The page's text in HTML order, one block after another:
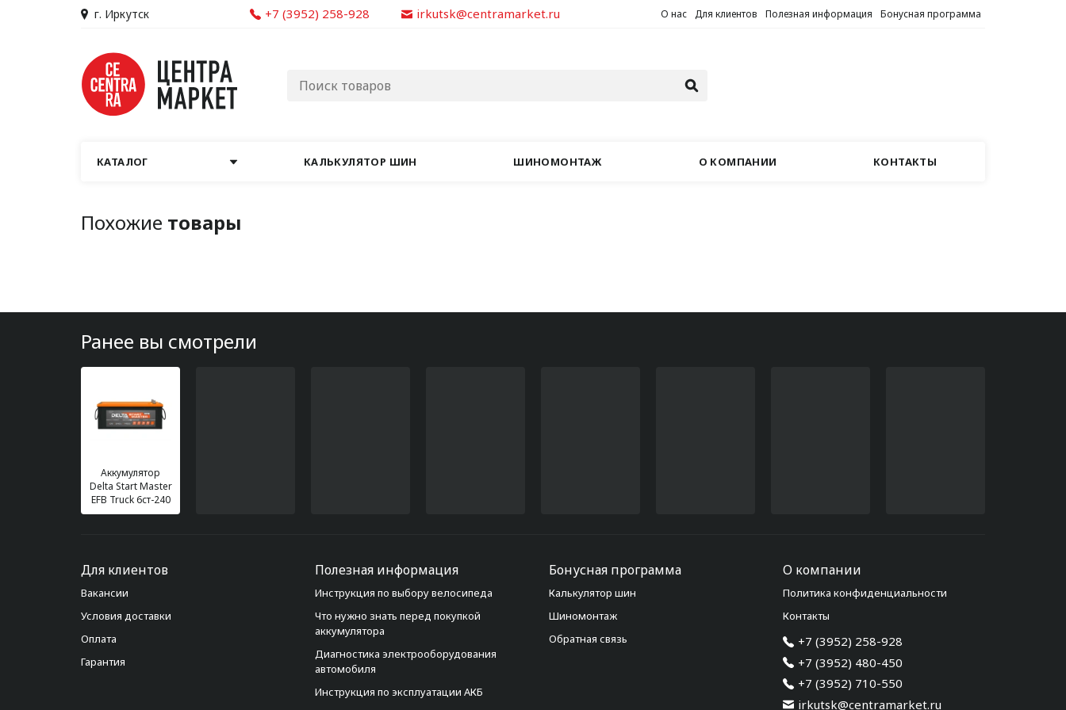
г. Иркутск +7 (3952) 258-928 irkutsk@centramarket.ru О нас Для клиентов Полезная информация Бонусная программа
КАТАЛОГ КАЛЬКУЛЯТОР ШИН ШИНОМОНТАЖ О КОМПАНИИ КОНТАКТЫ
Похожие товары
Ранее вы смотрели
Аккумулятор
Delta Start Master
EFB Truck 6ст-240
Для клиентов
Вакансии
Условия доставки
Оплата
Гарантия
Полезная информация
Инструкция по выбору велосипеда
Что нужно знать перед покупкой
аккумулятора
Диагностика электрооборудования
автомобиля
Инструкция по эксплуатации АКБ
Бонусная программа
Калькулятор шин
Шиномонтаж
Обратная связь
О компании
Политика конфиденциальности
Контакты
+7 (3952) 258-928
+7 (3952) 480-450
+7 (3952) 710-550
irkutsk@centramarket.ru